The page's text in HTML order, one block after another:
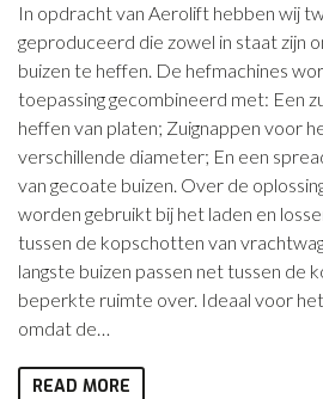
In opdracht van Aerolift hebben wij
geproduceerd die zowel in staat zijn
buizen te heffen. De hefmachines
toepassing gecombineerd met: Een
heffen van platen; Zuignappen voor
verschillende diameter; En een
van gecoate buizen. Over de
worden gebruikt bij het laden en
tussen de kopschotten van
langste buizen passen net tussen de
beperkte ruimte over. Ideaal voor
omdat de…
READ MORE